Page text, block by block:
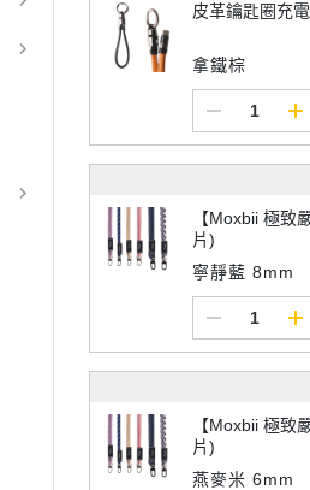
皮革鑰匙圈充
拿鐵棕
【Moxbii 極致
片)
寧靜藍 8mm
【Moxbii 極致
片)
燕麥米 6mm